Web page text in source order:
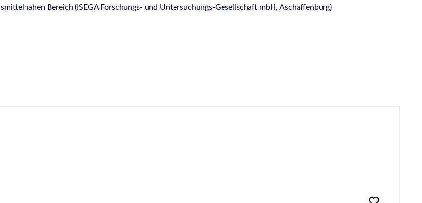
Bereich (ISEGA Forschungs- und Untersuchungs-Gesellschaft mbH, Aschaffenburg)